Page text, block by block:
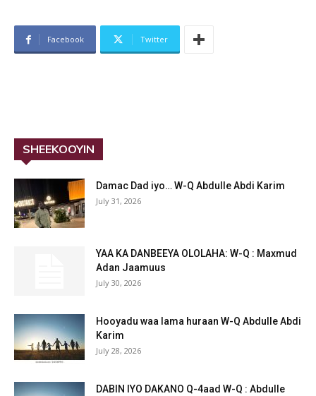
Facebook Twitter
SHEEKOOYIN
Damac Dad iyo… W-Q Abdulle Abdi Karim
July 31, 2026
YAA KA DANBEEYA OLOLAHA: W-Q : Maxmud
Adan Jaamuus
July 30, 2026
Hooyadu waa lama huraan W-Q Abdulle Abdi
Karim
July 28, 2026
DABIN IYO DAKANO Q-4aad W-Q : Abdulle